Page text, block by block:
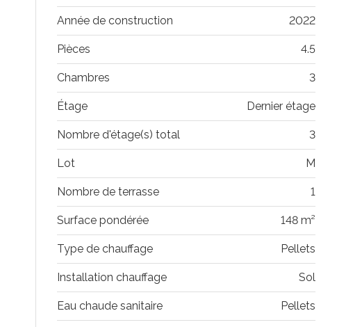
Année de construction 2022
Pièces 4.5
Chambres 3
Étage Dernier étage
Nombre d'étage(s) total 3
Lot M
Nombre de terrasse 1
Surface pondérée 148 m²
Type de chauffage Pellets
Installation chauffage Sol
Eau chaude sanitaire Pellets